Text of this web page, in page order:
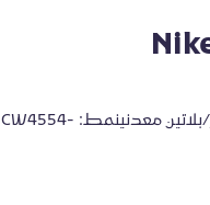
تفاصيل المنتججلد تقليدياللون الموضح: أبيض/بلاتين نقي/بلاتين معدنينمط: CW4554-